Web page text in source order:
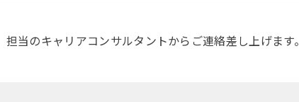
当のキャリアコンサルタントからご連絡差し上げます。